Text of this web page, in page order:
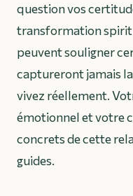
question vos
transformation
peuvent souligner
captureront jamais
vivez réellement.
émotionnel et votre
concrets de cette
guides.